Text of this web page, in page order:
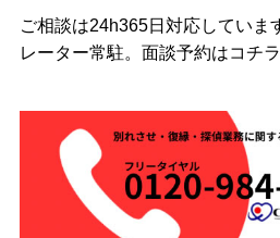
ご相談は24h365日対応していま
レーター常駐。面談予約はコチ